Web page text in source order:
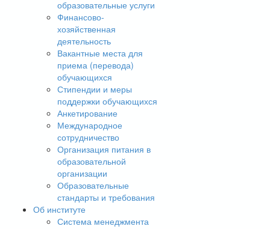
образовательные услуги
Финансово-
хозяйственная
деятельность
Вакантные места для
приема (перевода)
обучающихся
Стипендии и меры
поддержки обучающихся
Анкетирование
Международное
сотрудничество
Организация питания в
образовательной
организации
Образовательные
стандарты и требования
Об институте
Система менеджмента